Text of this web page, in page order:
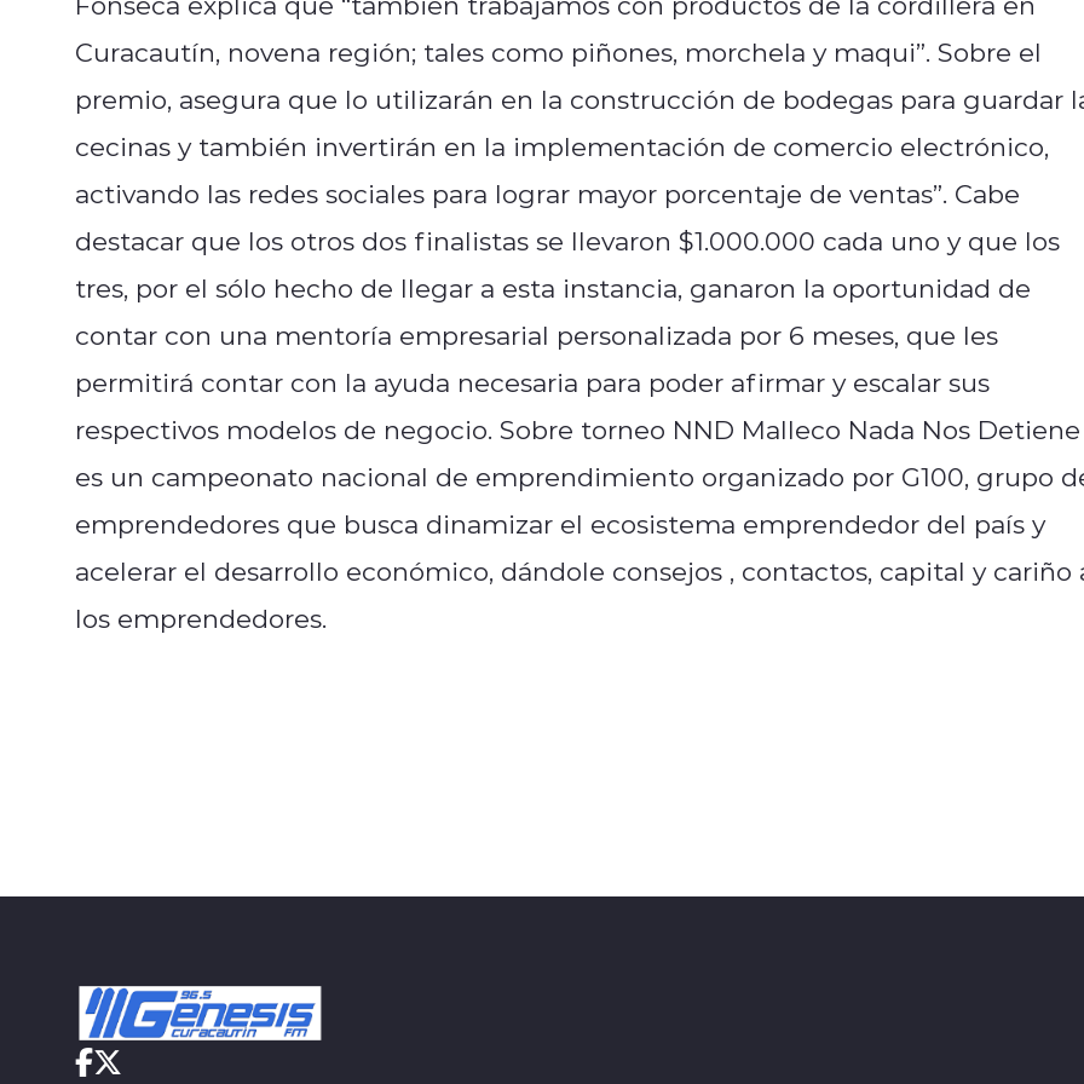
Curacautín, novena región; tales como piñones, morchela y maqui”. Sobre el
premio, asegura que lo utilizarán en la construcción de bodegas para guardar
cecinas y también invertirán en la implementación de comercio electrónico,
activando las redes sociales para lograr mayor porcentaje de ventas”. Cabe
destacar que los otros dos finalistas se llevaron $1.000.000 cada uno y que los
tres, por el sólo hecho de llegar a esta instancia, ganaron la oportunidad de
contar con una mentoría empresarial personalizada por 6 meses, que les
permitirá contar con la ayuda necesaria para poder afirmar y escalar sus
respectivos modelos de negocio. Sobre torneo NND Malleco Nada Nos Detiene
es un campeonato nacional de emprendimiento organizado por G100, grupo
emprendedores que busca dinamizar el ecosistema emprendedor del país y
acelerar el desarrollo económico, dándole consejos , contactos, capital y cariño
los emprendedores.